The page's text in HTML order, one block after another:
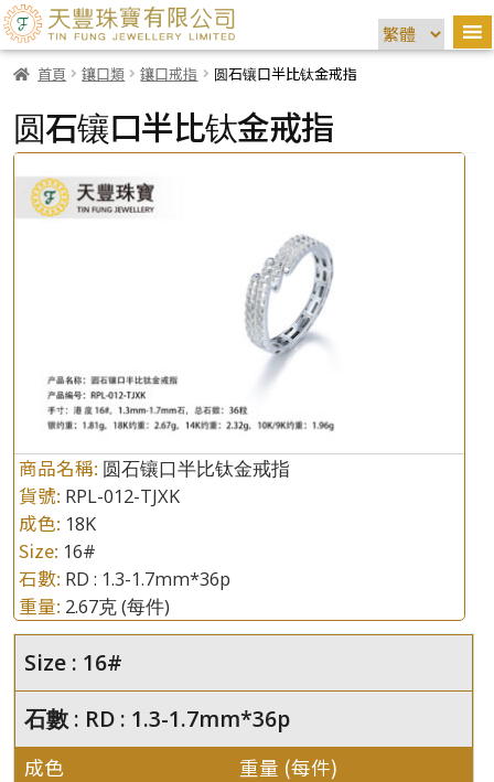
首頁 鑲口類 鑲口戒指 圆石镶口半比钛金戒指
圆石镶口半比钛金戒指
商品名稱: 圆石镶口半比钛金戒指
貨號: RPL-012-TJXK
成色: 18K
Size: 16#
石數: RD : 1.3-1.7mm*36p
重量: 2.67克(每件)
Size : 16#
石數 : RD : 1.3-1.7mm*36p
成色 重量 (每件)